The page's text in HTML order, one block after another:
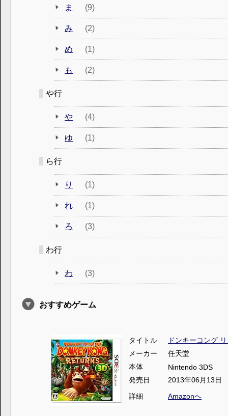
ま (9)
み (2)
め (1)
も (2)
や行
や (4)
ゆ (1)
ら行
り (1)
れ (1)
ろ (3)
わ行
わ (3)
おすすめゲーム
タイトル
ドンキーコング
メーカー
任天堂
本体
Nintendo 3DS
発売日
2013年06月13日
詳細
Amazonへ